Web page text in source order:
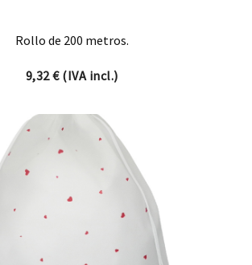
Rollo de 200 metros.
9,32€(IVA incl.)